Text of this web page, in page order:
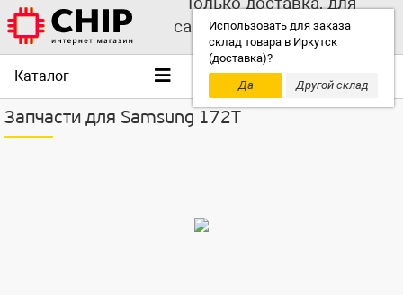
Использовать для заказа
склад товара в Иркутск
(доставка)?
Да
Другой склад
самовывоза выбирайте
другой склад!
Каталог
Запчасти для Samsung 172T